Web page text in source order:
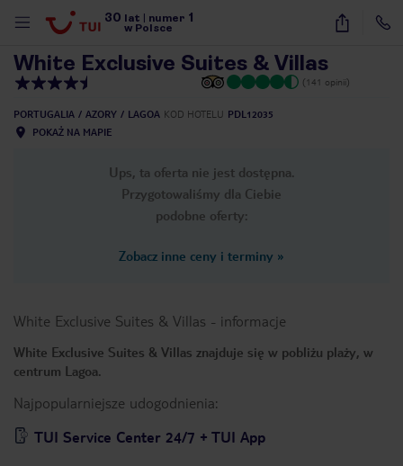
30 lat numer 1
w Polsce
67
White Exclusive Suites & Villas
(141 opinii)
PORTUGALIA AZORY LAGOA KOD HOTELU PDL12035
POKAŻ NA MAPIE
Ups, ta oferta nie jest dostępna.
Przygotowaliśmy dla Ciebie
podobne oferty:
Zobacz inne ceny i terminy »
White Exclusive Suites & Villas - informacje
White Exclusive Suites & Villas znajduje się w pobliżu plaży, w
centrum Lagoa.
Najpopularniejsze udogodnienia:
TUI Service Center 24/7 + TUI App